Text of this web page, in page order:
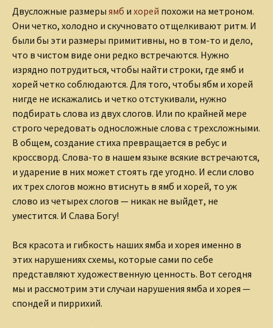
Двусложные размеры ямб и хорей похожи на метроном.
Они четко, холодно и скучновато отщелкивают ритм. И
были бы эти размеры примитивны, но в том-то и дело,
что в чистом виде они редко встречаются. Нужно
изрядно потрудиться, чтобы найти строки, где ямб и
хорей четко соблюдаются. Для того, чтобы ябм и хорей
нигде не искажались и четко отстукивали, нужно
подбирать слова из двух слогов. Или по крайней мере
строго чередовать односложные слова с трехсложными.
В общем, создание стиха превращается в ребус и
кроссворд. Слова-то в нашем языке всякие встречаются,
и ударение в них может стоять где угодно. И если слово
их трех слогов можно втиснуть в ямб и хорей, то уж
слово из четырех слогов — никак не выйдет, не
уместится. И Слава Богу!
Вся красота и гибкость наших ямба и хорея именно в
этих нарушениях схемы, которые сами по себе
представляют художественную ценность. Вот сегодня
мы и рассмотрим эти случаи нарушения ямба и хорея —
спондей и пиррихий.